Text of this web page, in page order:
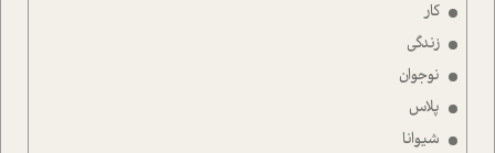
کار
زندگی
نوجوان
پلاس
شیوانا